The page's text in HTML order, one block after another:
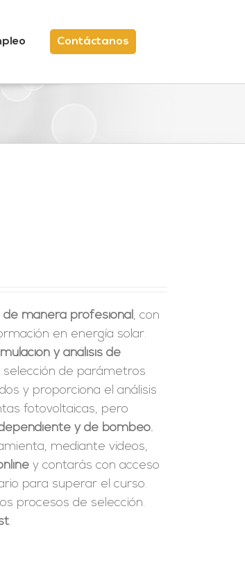
Contáctanos
de manera profesional, con
en energía solar.
y análisis de
de parámetros
y proporciona el análisis
fotovoltaicas, pero
y de bombeo.
mediante videos,
y contarás con acceso
para superar el curso.
procesos de selección.
.